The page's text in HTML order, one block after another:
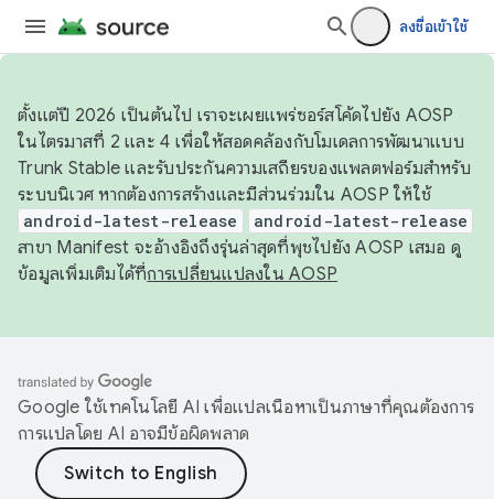
ลงชื่อเข้าใช้
ตั้งแต่ปี 2026 เป็นต้นไป เราจะเผยแพร่ซอร์สโค้ดไปยัง AOSP
ในไตรมาสที่ 2 และ 4 เพื่อให้สอดคล้องกับโมเดลการพัฒนาแบบ
Trunk Stable และรับประกันความเสถียรของแพลตฟอร์มสำหรับ
ระบบนิเวศ หากต้องการสร้างและมีส่วนร่วมใน AOSP ให้ใช้
android-latest-release android-latest-release
สาขา Manifest จะอ้างอิงถึงรุ่นล่าสุดที่พุชไปยัง AOSP เสมอ ดู
ข้อมูลเพิ่มเติมได้ที่การเปลี่ยนแปลงใน AOSP
Google ใช้เทคโนโลยี AI เพื่อแปลเนื้อหาเป็นภาษาที่คุณต้องการ
การแปลโดย AI อาจมีข้อผิดพลาด